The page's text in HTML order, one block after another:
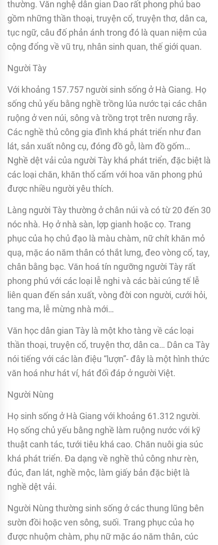
thường. Văn nghệ dân gian Dao rất phong phú bao
gồm những thần thoại, truyện cổ, truyện thơ, dân ca,
tục ngữ, câu đố phản ánh trong đó là quan niệm của
cộng đổng về vũ trụ, nhân sinh quan, thế giới quan.
Người Tày
Với khoảng 157.757 người sinh sống ở Hà Giang. Họ
sống chủ yếu bằng nghề trồng lúa nước tại các chân
ruộng ở ven núi, sông và trồng trọt trên nương rẫy.
Các nghề thủ công gia đình khá phát triển như đan
lát, sản xuất nông cụ, đóng đồ gỗ, làm đồ gốm…
Nghề dệt vải của người Tày khá phát triển, đặc biệt là
các loại chăn, khăn thổ cẩm với hoa văn phong phú
được nhiều người yêu thích.
Làng người Tày thường ở chân núi và có từ 20 đến 30
nóc nhà. Họ ở nhà sàn, lợp gianh hoặc cọ. Trang
phục của họ chủ đạo là màu chàm, nữ chít khăn mỏ
quạ, mặc áo năm thân có thắt lưng, đeo vòng cổ, tay,
chân bằng bạc. Văn hoá tín ngưỡng người Tày rất
phong phú với các loại lễ nghi và các bài cúng tế lễ
liên quan đến sản xuất, vòng đời con người, cưới hỏi,
tang ma, lễ mừng nhà mới…
Văn học dân gian Tày là một kho tàng về các loại
thần thoại, truyện cổ, truyện thơ, dân ca… Dân ca Tày
nói tiếng với các làn điệu “lượn”- đây là một hình thức
văn hoá như hát ví, hát đối đáp ở người Việt.
Người Nùng
Họ sinh sống ở Hà Giang với khoảng 61.312 người.
Họ sống chủ yếu bằng nghề làm ruộng nước với kỹ
thuật canh tác, tưới tiêu khá cao. Chăn nuôi gia súc
khá phát triển. Đa dạng về nghề thủ công như rèn,
đúc, đan lát, nghề mộc, làm giấy bản đặc biệt là
nghề dệt vải.
Người Nùng thường sinh sống ở các thung lũng bên
sườn đồi hoặc ven sông, suối. Trang phục của họ
được nhuộm chàm, phụ nữ mặc áo năm thân, cúc